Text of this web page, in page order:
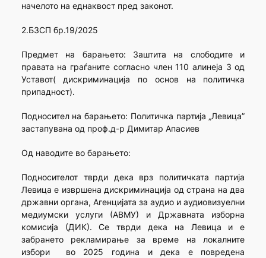
начелото на еднаквост пред законот.
2.БЗСП бр.19/2025
Предмет на барањето: Заштита на слободите и
правата на граѓаните согласно член 110 алинеја 3 од
Уставот( дискриминација по основ на политичка
припадност).
Подносител на барањето: Политичка партија „Левица”
застапувана од проф.д-р Димитар Апасиев
Од наводите во барањето:
Подносителот тврди дека врз политичката партија
Левица е извршена дискриминација од страна на два
државни органа, Агенцијата за аудио и аудиовизуелни
медиумски услуги (АВМУ) и Државната изборна
комисија (ДИК). Се тврди дека на Левица и е
забрането рекламирање за време на локалните
избори во 2025 година и дека е повредена